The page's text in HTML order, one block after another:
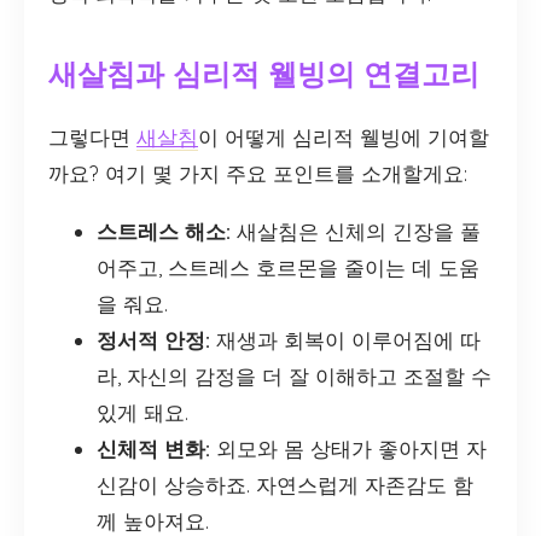
새살침과 심리적 웰빙의 연결고리
그렇다면 새살침이 어떻게 심리적 웰빙에 기여할
까요? 여기 몇 가지 주요 포인트를 소개할게요:
스트레스 해소: 새살침은 신체의 긴장을 풀
어주고, 스트레스 호르몬을 줄이는 데 도움
을 줘요.
정서적 안정: 재생과 회복이 이루어짐에 따
라, 자신의 감정을 더 잘 이해하고 조절할 수
있게 돼요.
신체적 변화: 외모와 몸 상태가 좋아지면 자
신감이 상승하죠. 자연스럽게 자존감도 함
께 높아져요.